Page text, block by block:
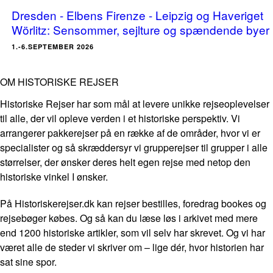
Dresden - Elbens Firenze - Leipzig og Haveriget
Wörlitz: Sensommer, sejlture og spændende byer
1.-6.SEPTEMBER 2026
OM HISTORISKE REJSER
Historiske Rejser har som mål at levere unikke rejseoplevelser
til alle, der vil opleve verden i et historiske perspektiv. Vi
arrangerer pakkerejser på en række af de områder, hvor vi er
specialister og så skræddersyr vi grupperejser til grupper i alle
størrelser, der ønsker deres helt egen rejse med netop den
historiske vinkel I ønsker.
På Historiskerejser.dk kan rejser bestilles, foredrag bookes og
rejsebøger købes. Og så kan du læse løs i arkivet med mere
end 1200 historiske artikler, som vil selv har skrevet. Og vi har
været alle de steder vi skriver om – lige dér, hvor historien har
sat sine spor.